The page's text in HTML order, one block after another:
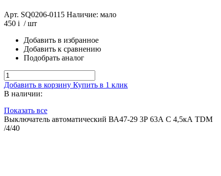
Арт. SQ0206-0115 Наличие: мало
450 i / шт
Добавить в избранное
Добавить к сравнению
Подобрать аналог
Добавить в корзину Купить в 1 клик
В наличии:
Показать все
Выключатель автоматический ВА47-29 3Р 63А C 4,5кА TDM
/4/40